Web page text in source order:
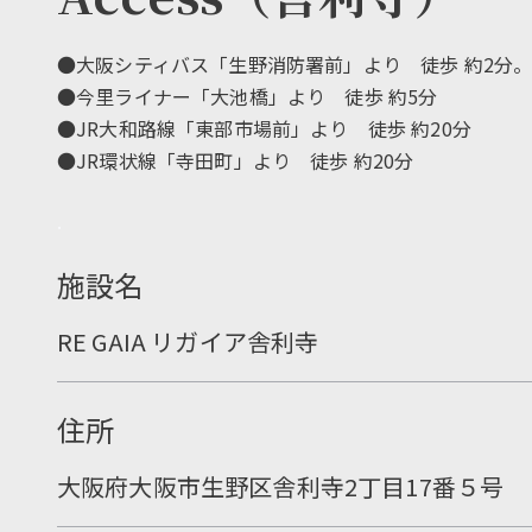
●大阪シティバス「生野消防署前」より 徒歩 約2分。
●今里ライナー「大池橋」より 徒歩 約5分
●JR大和路線「東部市場前」より 徒歩 約20分
●JR環状線「寺田町」より 徒歩 約20分
施設名
RE GAIA リガイア舎利寺
住所
大阪府大阪市生野区舎利寺2丁目17番５号